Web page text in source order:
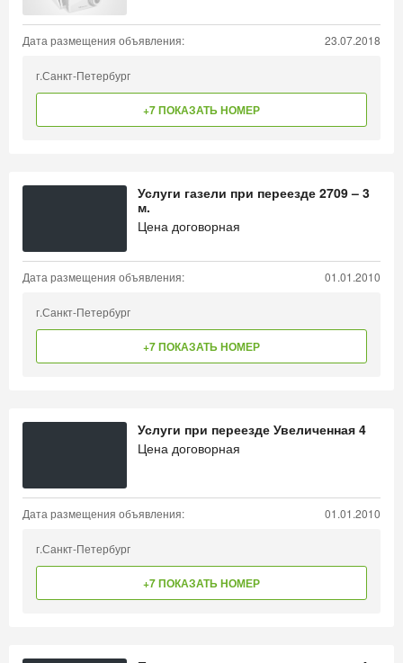
Дата размещения объявления: 23.07.2018
г.Санкт-Петербург
+7 ПОКАЗАТЬ НОМЕР
Услуги газели при переезде 2709 – 3
м.
Цена договорная
Дата размещения объявления: 01.01.2010
г.Санкт-Петербург
+7 ПОКАЗАТЬ НОМЕР
Услуги при переезде Увеличенная 4
Цена договорная
Дата размещения объявления: 01.01.2010
г.Санкт-Петербург
+7 ПОКАЗАТЬ НОМЕР